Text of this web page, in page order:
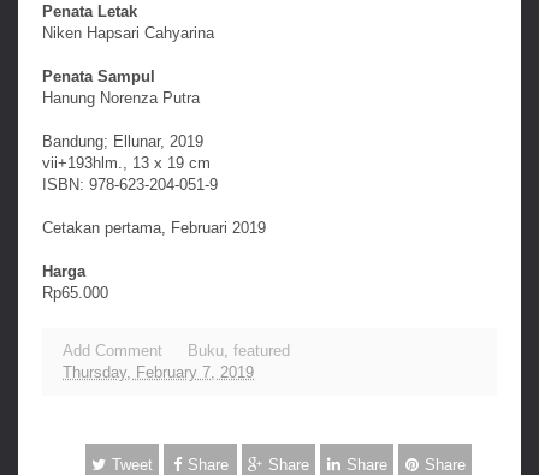
Penata Letak
Niken Hapsari Cahyarina
Penata Sampul
Hanung Norenza Putra
Bandung; Ellunar, 2019
vii+193hlm., 13 x 19 cm
ISBN: 978-623-204-051-9
Cetakan pertama, Februari 2019
Harga
Rp65.000
Add Comment Buku featured
Thursday, February 7, 2019
Tweet Share Share Share Share